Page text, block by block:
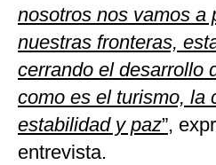
nosotros nos vamos a
nuestras fronteras,
cerrando el desarrollo
como es el turismo, la
estabilidad y paz”,
entrevista.